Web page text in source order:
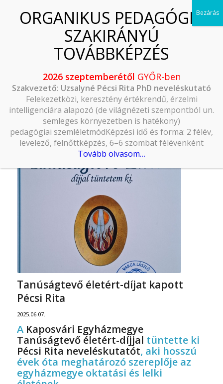
Tanúságtevő életért-díjat kapott
Pécsi Rita
2025.06.07.
A Kaposvári Egyházmegye
Tanúságtevő életért-díjjal tüntette ki
Pécsi Rita neveléskutatót, aki hosszú
évek óta meghatározó szereplője az
egyházmegye oktatási és lelki
2026 szeptemberétől GYŐR-ben
Szakvezető: Uzsalyné Pécsi Rita PhD neveléskutató
Felekezetközi, keresztény értékrendű, érzelmi
intelligenciára alapozó (de világnézeti szempontból un.
semleges környezetben is hatékony)
pedagógiai szemléletmódKépzési idő és forma: 2 félév,
levelező, felnőttképzés, 6–6 szombat félévenként
Tovább olvasom…